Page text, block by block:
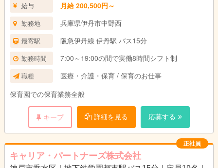
給与 月給 200,500円～
勤務地 兵庫県伊丹市中野西
最寄駅 阪急伊丹線 伊丹駅 バス15分
勤務時間 7:00～19:00の間で実働8時間シフト制
職種
医療・介護・保育 / 保育のお仕事
保育園での保育業務全般
キープ 詳細を見る 応募する
正社員
キャリア・パートナーズ株式会社